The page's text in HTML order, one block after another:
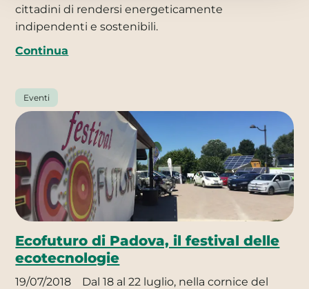
cittadini di rendersi energeticamente
indipendenti e sostenibili.
Continua
Eventi
Ecofuturo di Padova, il festival delle
ecotecnologie
19/07/2018
Dal 18 al 22 luglio, nella cornice del